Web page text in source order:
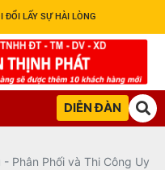
ĐỔI LẤY SỰ HÀI LÒNG
DIỄN ĐÀN
Phân Phối và Thi Công Uy